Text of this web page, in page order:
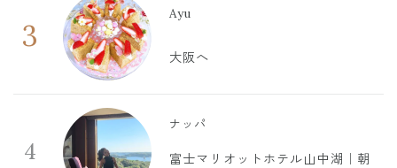
3
Ayu
大阪へ
4
ナッパ
富士マリオットホテル山中湖｜朝